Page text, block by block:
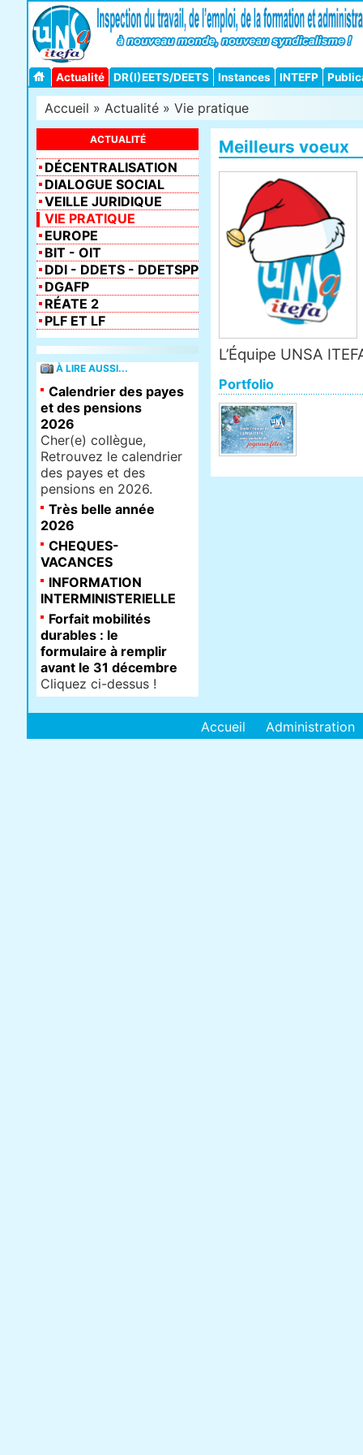
Actualité DR(I)EETS/DEETS Instances INTEFP
Accueil » Actualité » Vie pratique
Meilleurs voeux
L’Équipe UNSA
Portfolio
ACTUALITÉ
DÉCENTRALISATION
DIALOGUE SOCIAL
VEILLE JURIDIQUE
VIE PRATIQUE
EUROPE
BIT - OIT
DDI - DDETS - DDETSPP
DGAFP
RÉATE 2
PLF ET LF
À LIRE AUSSI...
Calendrier des payes
et des pensions
2026
Cher(e) collègue,
Retrouvez le calendrier
des payes et des
pensions en 2026.
Très belle année
2026
CHEQUES-
VACANCES
INFORMATION
INTERMINISTERIELLE
Forfait mobilités
durables : le
formulaire à remplir
avant le 31 décembre
Cliquez ci-dessus !
Accueil Administration